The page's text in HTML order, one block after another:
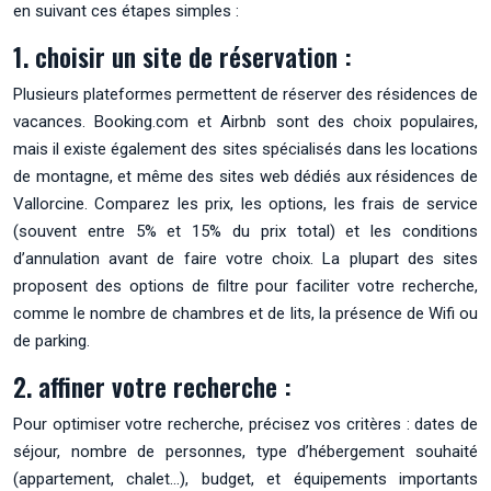
en suivant ces étapes simples :
1. choisir un site de réservation :
Plusieurs plateformes permettent de réserver des résidences de
vacances. Booking.com et Airbnb sont des choix populaires,
mais il existe également des sites spécialisés dans les locations
de montagne, et même des sites web dédiés aux résidences de
Vallorcine. Comparez les prix, les options, les frais de service
(souvent entre 5% et 15% du prix total) et les conditions
d’annulation avant de faire votre choix. La plupart des sites
proposent des options de filtre pour faciliter votre recherche,
comme le nombre de chambres et de lits, la présence de Wifi ou
de parking.
2. affiner votre recherche :
Pour optimiser votre recherche, précisez vos critères : dates de
séjour, nombre de personnes, type d’hébergement souhaité
(appartement, chalet…), budget, et équipements importants